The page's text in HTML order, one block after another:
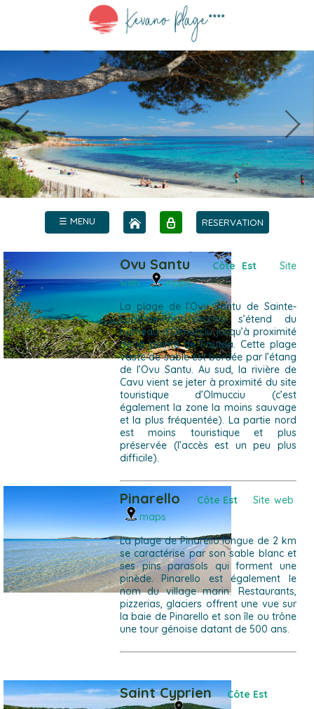
☰ MENU RESERVATION
Ovu Santu Côte Est
Site
web
maps
La plage de l’Ovu Santu de Sainte-
Lucie-de-Porto-Vecchio s’étend du
hameau d’Olmucciu jusqu’à proximité
de la pointe de Fautea. Cette plage
vaste de sable est bordée par l’étang
de l’Ovu Santu. Au sud, la rivière de
Cavu vient se jeter à proximité du site
touristique d’Olmucciu (c’est
également la zone la moins sauvage
et la plus fréquentée). La partie nord
est moins touristique et plus
préservée (l’accès est un peu plus
difficile).
Pinarello Côte Est
Site web
maps
La plage de Pinarello longue de 2 km
se caractérise par son sable blanc et
ses pins parasols qui forment une
pinède. Pinarello est également le
nom du village marin. Restaurants,
pizzerias, glaciers offrent une vue sur
la baie de Pinarello et son île ou trône
une tour génoise datant de 500 ans.
Saint Cyprien Côte Est